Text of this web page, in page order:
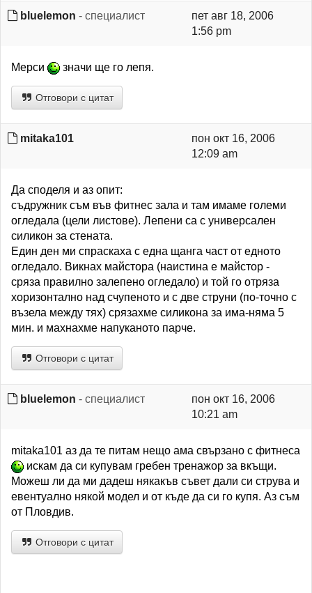
bluelemon - специалист
пет авг 18, 2006
1:56 pm
Мерси значи ще го лепя.
Отговори с цитат
mitaka101
пон окт 16, 2006
12:09 am
Да споделя и аз опит:
съдружник съм във фитнес зала и там имаме големи
огледала (цели листове). Лепени са с универсален
силикон за стената.
Един ден ми спраскаха с една щанга част от едното
огледало. Викнах майстора (наистина е майстор -
сряза правилно залепено огледало) и той го отряза
хоризонтално над счупеното и с две струни (по-точно с
възела между тях) срязахме силикона за има-няма 5
мин. и махнахме напуканото парче.
Отговори с цитат
bluelemon - специалист
пон окт 16, 2006
10:21 am
mitaka101 аз да те питам нещо ама свързано с фитнеса
искам да си купувам гребен тренажор за вкъщи.
Можеш ли да ми дадеш някакъв съвет дали си струва и
евентуално някой модел и от къде да си го купя. Аз съм
от Пловдив.
Отговори с цитат